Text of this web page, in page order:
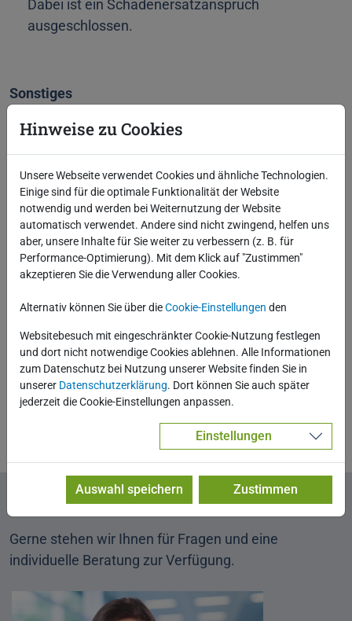
Dabei ist ein Schadenersatzanspruch
ausgeschlossen.
Sonstiges
mit den Inhalten des Kurses bestätigt. Die SASKIA
Informations-Systeme GmbH haftet nicht für
Schäden, die durch Unfälle in den Schulungsräumen,
durch Verlust oder Diebstahl, insbesondere von
Garderobe oder Wertgegenständen, entstehen; es sei
denn, dass der Schaden auf grob fahrlässiger oder
vorsätzlicher Vertragsverletzung ihrer gesetzlichen
Vertreter oder ihrer Erfüllungsgehilfen beruht.
Alle Schulungspreise verstehen sich zuzüglich der
gesetzlichen Mehrwertsteuer.
Stand: Januar 2026
Wir freuen uns auf Ihren Kontakt!
Gerne stehen wir Ihnen für Fragen und eine
individuelle Beratung zur Verfügung.
Hinweise zu Cookies
Unsere Webseite verwendet Cookies und ähnliche Technologien.
Einige sind für die optimale Funktionalität der Website
notwendig und werden bei Weiternutzung der Website
automatisch verwendet. Andere sind nicht zwingend, helfen uns
aber, unsere Inhalte für Sie weiter zu verbessern (z. B. für
Performance-Optimierung). Mit dem Klick auf "Zustimmen"
akzeptieren Sie die Verwendung aller Cookies.
Alternativ können Sie über dieCookie-Einstellungen den
Websitebesuch mit eingeschränkter Cookie-Nutzung festlegen
und dort nicht notwendige Cookies ablehnen. Alle Informationen
zum Datenschutz bei Nutzung unserer Website finden Sie in
unserer Datenschutzerklärung. Dort können Sie auch später
jederzeit die Cookie-Einstellungen anpassen.
Einstellungen
Auswahl speichern Zustimmen